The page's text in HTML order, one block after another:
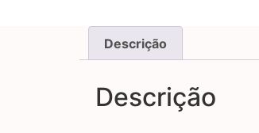
Descrição
Descrição